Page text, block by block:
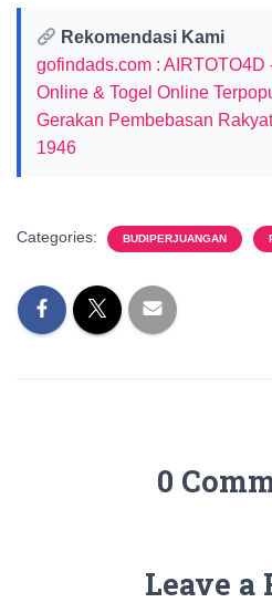
Rekomendasi Kami
gofindads.com :
Online & Togel Online
Gerakan Pembebasan
1946
Categories: BUDIPERJUANGAN
0
Leave a